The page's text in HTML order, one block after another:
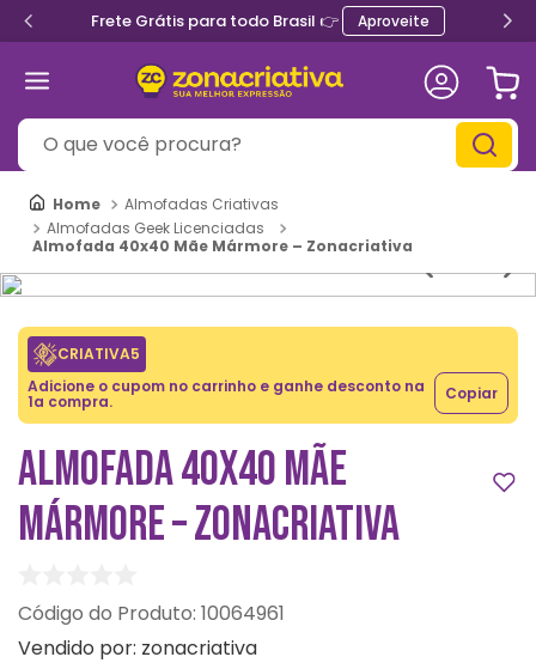
Frete Grátis para todo Brasil 👉 Aproveite
O que você procura?
Almofadas Criativas
Almofadas Geek Licenciadas
Almofada 40x40 Mãe Mármore – Zonacriativa
CRIATIVA5
Adicione o cupom no carrinho e ganhe desconto na
1a compra. Copiar
ALMOFADA 40X40 MÃE
MÁRMORE – ZONACRIATIVA
: 10064961
Vendido por: zonacriativa